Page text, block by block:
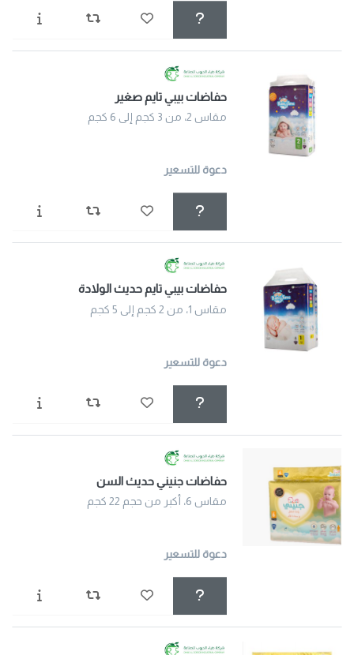
حفاضات بيبي تايم صغير
مقاس 2، من 3 كجم إلى 6 كجم
دعوة للتسعير
حفاضات بيبي تايم حديث الولادة
مقاس 1، من 2 كجم إلى 5 كجم
دعوة للتسعير
حفاضات جنيني حديث السن
مقاس 6، أكبر من حجم 22 كجم
دعوة للتسعير